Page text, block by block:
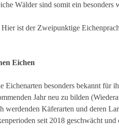
Wälder sind somit ein
ist der Zweipunktige
Eichen
Eichenarten besonders bekannt für
Jahr neu zu bilden
werdenden Käferarten und deren
seit 2018 geschwächt